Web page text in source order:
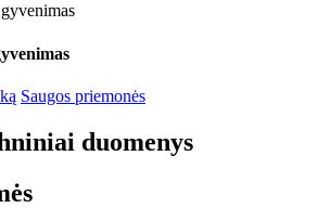
Saugos priemonės
duomenys